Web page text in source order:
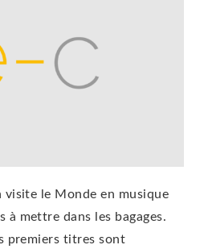
visite le Monde en musique
à mettre dans les bagages.
premiers titres sont